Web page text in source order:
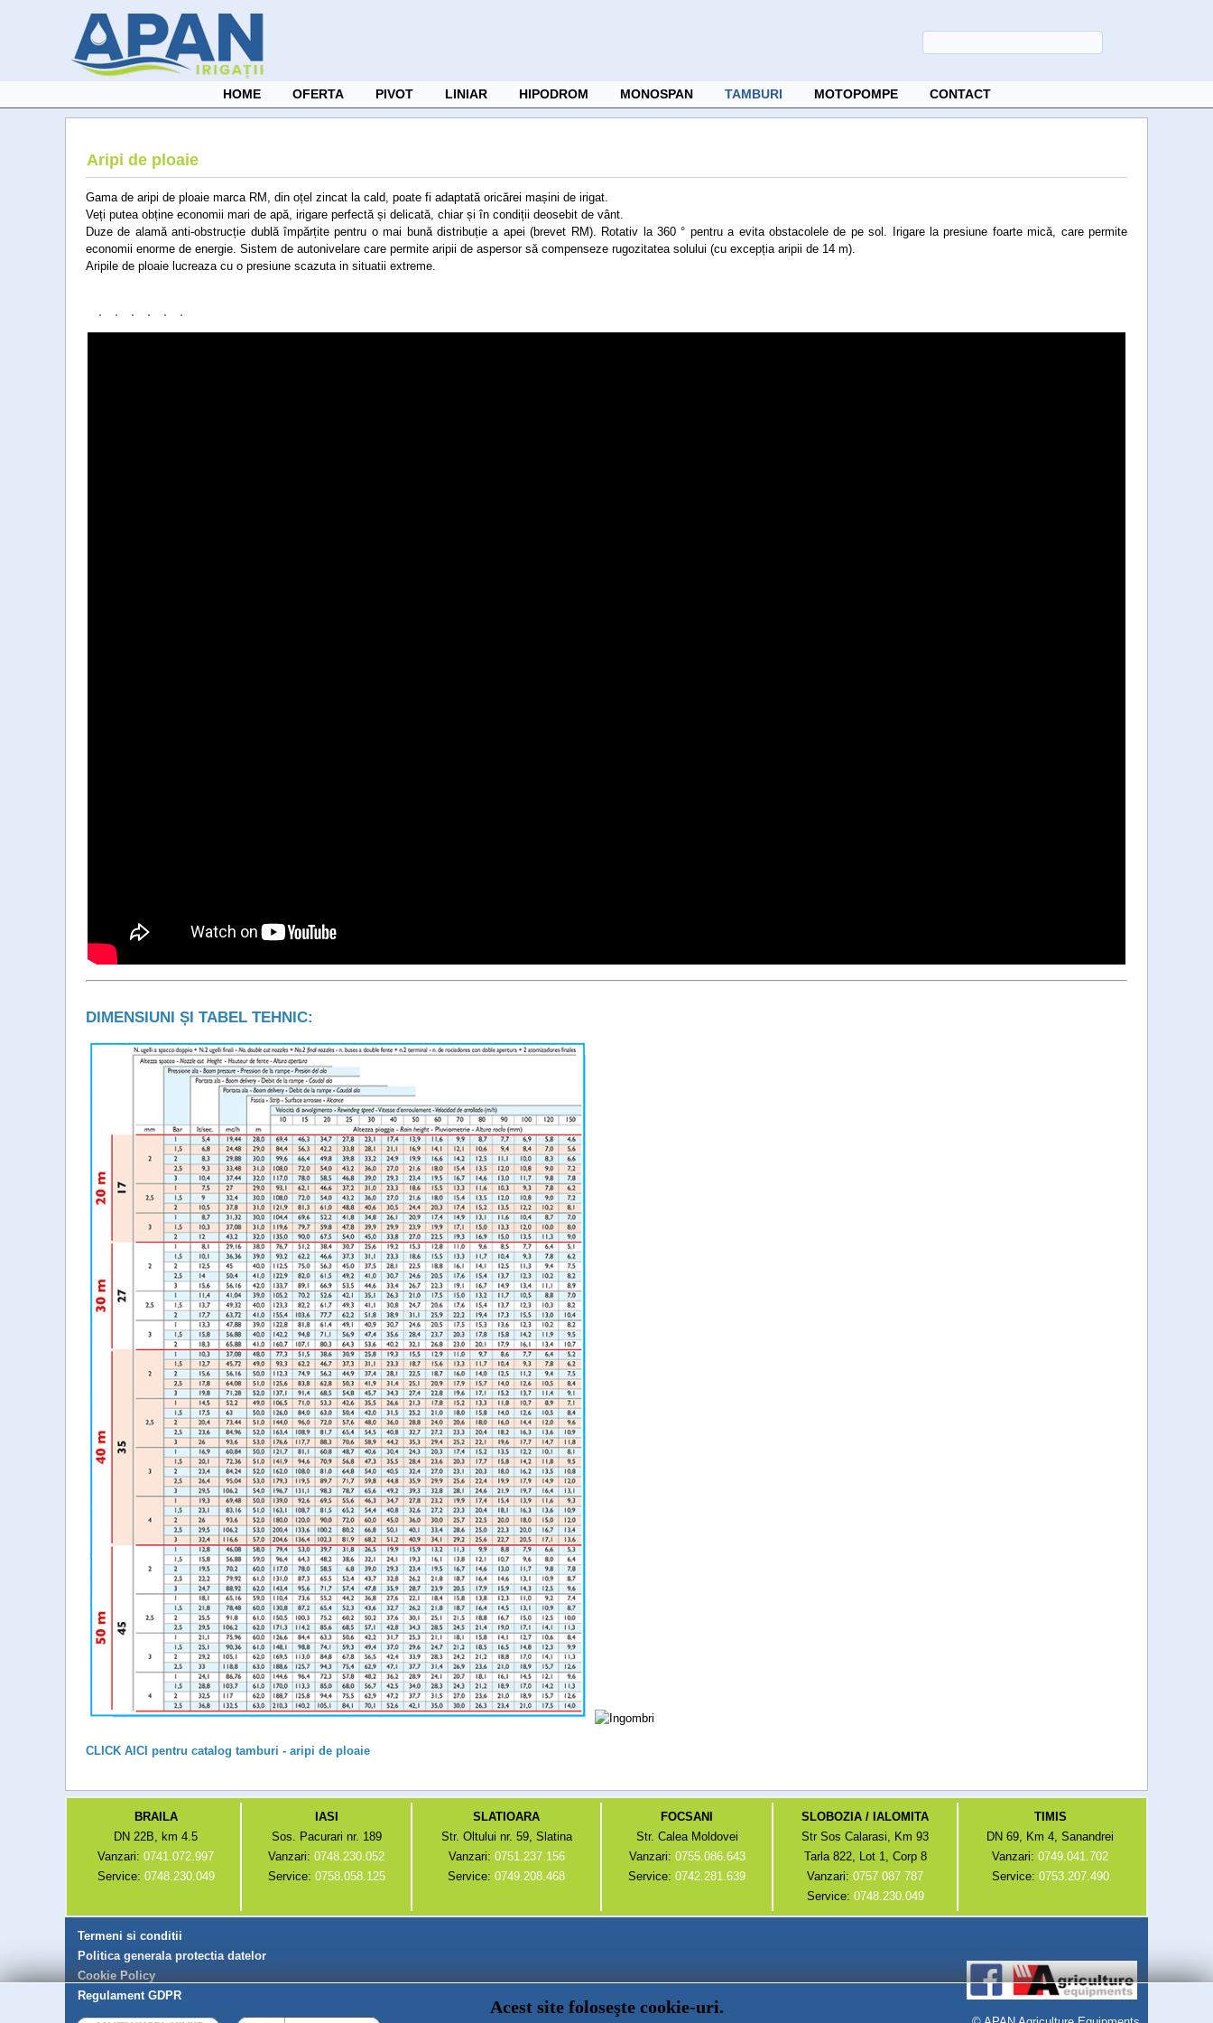
HOME OFERTA PIVOT LINIAR HIPODROM MONOSPAN TAMBURI MOTOPOMPE CONTACT
Aripi de ploaie
Gama de aripi de ploaie marca RM, din oțel zincat la cald, poate fi adaptată oricărei mașini de irigat.
Veți putea obține economii mari de apă, irigare perfectă și delicată, chiar și în condiții deosebit de vânt.
Duze de alamă anti-obstrucție dublă împărțite pentru o mai bună distribuție a apei (brevet RM). Rotativ la 360 ° pentru a evita obstacolele de pe sol. Irigare la presiune foarte mică, care permite
economii enorme de energie. Sistem de autonivelare care permite aripii de aspersor să compenseze rugozitatea solului (cu excepția aripii de 14 m).
Aripile de ploaie lucreaza cu o presiune scazuta in situatii extreme.
DIMENSIUNI ȘI TABEL TEHNIC:
CLICK AICI pentru catalog tamburi - aripi de ploaie
BRAILA
DN 22B, km 4.5
Vanzari: 0741.072.997
Service: 0748.230.049
IASI
Sos. Pacurari nr. 189
Vanzari: 0748.230.052
Service: 0758.058.125
SLATIOARA
Str. Oltului nr. 59, Slatina
Vanzari: 0751.237.156
Service: 0749.208.468
FOCSANI
Str. Calea Moldovei
Vanzari: 0755.086.643
Service: 0742.281.639
SLOBOZIA / IALOMITA
Str Sos Calarasi, Km 93
Tarla 822, Lot 1, Corp 8
Vanzari: 0757 087 787
Service: 0748.230.049
TIMIS
DN 69, Km 4, Sanandrei
Vanzari: 0749.041.702
Service: 0753.207.490
Termeni si conditii
Politica generala protectia datelor
Cookie Policy
Regulament GDPR
Acest site foloseşte cookie-uri.